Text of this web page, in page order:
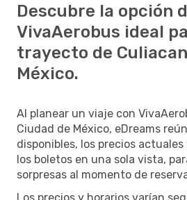
Descubre la opción
VivaAerobus ideal
trayecto de
México.
Al planear un viaje con
Ciudad de México, eDreams
disponibles, los precios
los boletos en una sola vista,
sorpresas al momento de